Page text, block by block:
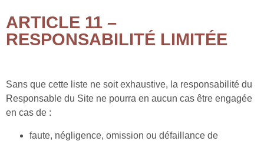
ARTICLE 11 –
RESPONSABILITÉ LIMITÉE
Sans que cette liste ne soit exhaustive, la responsabilité du
Responsable du Site ne pourra en aucun cas être engagée
en cas de :
faute, négligence, omission ou défaillance de